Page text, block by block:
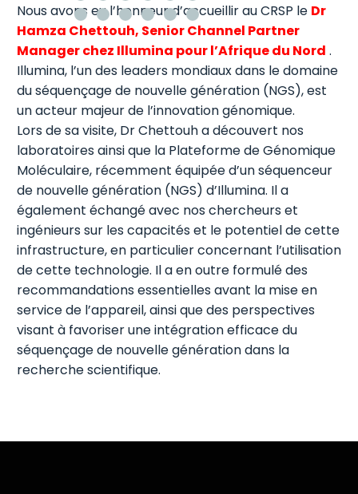
Nous avons eu l’honneur d’accueillir au CRSP le Dr
Hamza Chettouh, Senior Channel Partner
Manager chez Illumina pour l’Afrique du Nord .
Illumina, l’un des leaders mondiaux dans le domaine
du séquençage de nouvelle génération (NGS), est
un acteur majeur de l’innovation génomique.
Lors de sa visite, Dr Chettouh a découvert nos
laboratoires ainsi que la Plateforme de Génomique
Moléculaire, récemment équipée d’un séquenceur
de nouvelle génération (NGS) d’Illumina. Il a
également échangé avec nos chercheurs et
ingénieurs sur les capacités et le potentiel de cette
infrastructure, en particulier concernant l’utilisation
de cette technologie. Il a en outre formulé des
recommandations essentielles avant la mise en
service de l’appareil, ainsi que des perspectives
visant à favoriser une intégration efficace du
séquençage de nouvelle génération dans la
recherche scientifique.